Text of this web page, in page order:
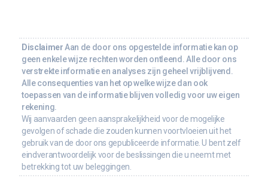
Disclaimer Aan de door ons opgestelde informatie kan op
geen enkele wijze rechten worden ontleend. Alle door ons
verstrekte informatie en analyses zijn geheel vrijblijvend.
Alle consequenties van het op welke wijze dan ook
toepassen van de informatie blijven volledig voor uw eigen
rekening.
Wij aanvaarden geen aansprakelijkheid voor de mogelijke
gevolgen of schade die zouden kunnen voortvloeien uit het
gebruik van de door ons gepubliceerde informatie. U bent zelf
eindverantwoordelijk voor de beslissingen die u neemt met
betrekking tot uw beleggingen.